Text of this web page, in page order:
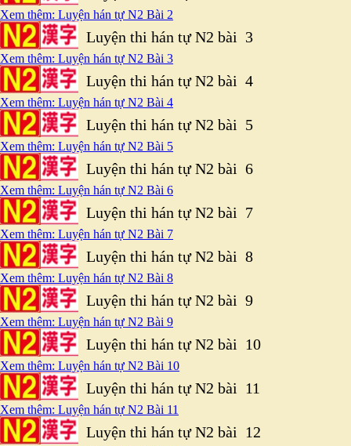
Xem thêm: Luyện hán tự N2 Bài 2
Luyện thi hán tự N2 bài 3
Xem thêm: Luyện hán tự N2 Bài 3
Luyện thi hán tự N2 bài 4
Xem thêm: Luyện hán tự N2 Bài 4
Luyện thi hán tự N2 bài 5
Xem thêm: Luyện hán tự N2 Bài 5
Luyện thi hán tự N2 bài 6
Xem thêm: Luyện hán tự N2 Bài 6
Luyện thi hán tự N2 bài 7
Xem thêm: Luyện hán tự N2 Bài 7
Luyện thi hán tự N2 bài 8
Xem thêm: Luyện hán tự N2 Bài 8
Luyện thi hán tự N2 bài 9
Xem thêm: Luyện hán tự N2 Bài 9
Luyện thi hán tự N2 bài 10
Xem thêm: Luyện hán tự N2 Bài 10
Luyện thi hán tự N2 bài 11
Xem thêm: Luyện hán tự N2 Bài 11
Luyện thi hán tự N2 bài 12